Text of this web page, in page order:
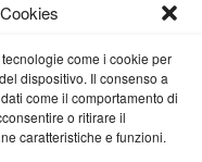
come i cookie per
dispositivo. Il consenso a
come il comportamento di
o ritirare il
caratteristiche e funzioni.